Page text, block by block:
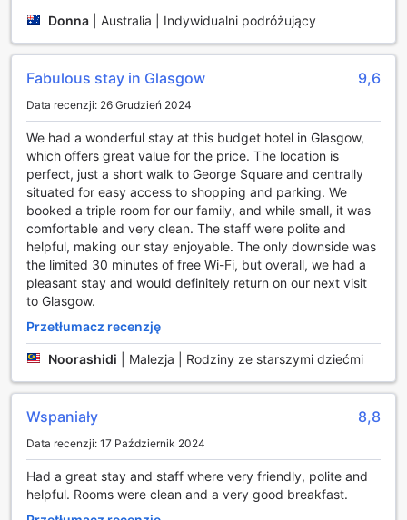
obsługę.
Transport i parking w Travelodge Glasgow Queen Street
Travelodge Glasgow Queen Street oferuje wygodne
udogodnienia transportowe, które z pewnością spełnią
oczekiwania zarówno turystów, jak i podróżujących w
celach służbowych. Goście mogą skorzystać z opcji
samodzielnego parkowania, co zapewnia dużą
elastyczność i komfort w poruszaniu się po mieście. Hotel
dysponuje przestronnym parkingiem, który umożliwia
bezpieczne pozostawienie pojazdu w trakcie pobytu.
Warto jednak pamiętać, że na parkingu obowiązują
dodatkowe opłaty, co warto uwzględnić w planowaniu
budżetu podróży. Dzięki dogodnej lokalizacji hotelu w
sercu Glasgow, goście mają również łatwy dostęp do
komunikacji publicznej, co ułatwia eksplorację tego
Street to idealny wybór dla tych, którzy cenią sobie
wygodę transportu i chcą maksymalnie wykorzystać swój
Udogodnienia w pokojach Travelodge Glasgow Queen
Street
W Travelodge Glasgow Queen Street goście mogą liczyć
na komfort i wygodę, które są kluczowe podczas podróży.
Każdy pokój jest starannie zaprojektowany, aby zapewnić
Donna Australia | Indywidualni podróżujący
Fabulous stay in Glasgow 9,6
Data recenzji: 26 Grudzień 2024
We had a wonderful stay at this budget hotel in Glasgow,
which offers great value for the price. The location is
perfect, just a short walk to George Square and centrally
situated for easy access to shopping and parking. We
booked a triple room for our family, and while small, it was
comfortable and very clean. The staff were polite and
helpful, making our stay enjoyable. The only downside was
the limited 30 minutes of free Wi-Fi, but overall, we had a
pleasant stay and would definitely return on our next visit
to Glasgow.
Przetłumacz recenzję
Noorashidi Malezja | Rodziny ze starszymi dziećmi
Wspaniały 8,8
Data recenzji: 17 Październik 2024
Had a great stay and staff where very friendly, polite and
helpful. Rooms were clean and a very good breakfast.